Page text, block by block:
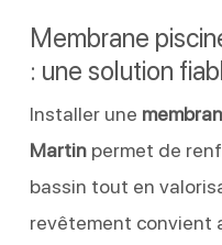
Membrane
: une solution
Installer une
Martinpermet de
bassin tout en
revêtement convient